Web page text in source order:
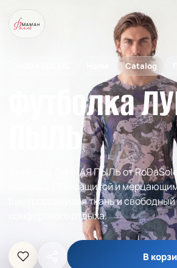
Catalog
Футболка
ПЫЛЬ
Футболка ЛУННАЯ ПЫЛЬ от
модель с UPF-защитой и мерцающим
Быстросохнущая ткань и свободный
комфортного отдыха.
В